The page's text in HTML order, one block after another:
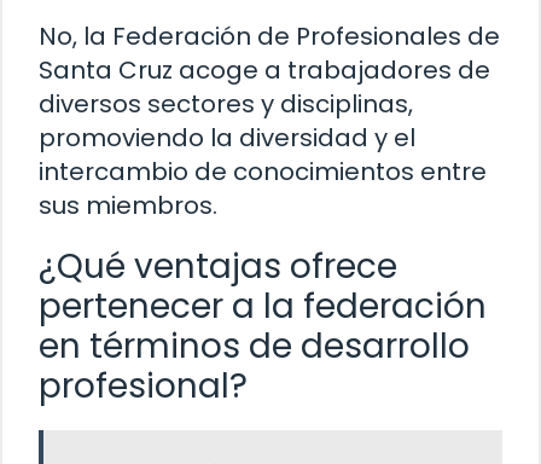
No, la Federación de Profesionales de
Santa Cruz acoge a trabajadores de
diversos sectores y disciplinas,
promoviendo la diversidad y el
intercambio de conocimientos entre
sus miembros.
¿Qué ventajas ofrece
pertenecer a la federación
en términos de desarrollo
profesional?